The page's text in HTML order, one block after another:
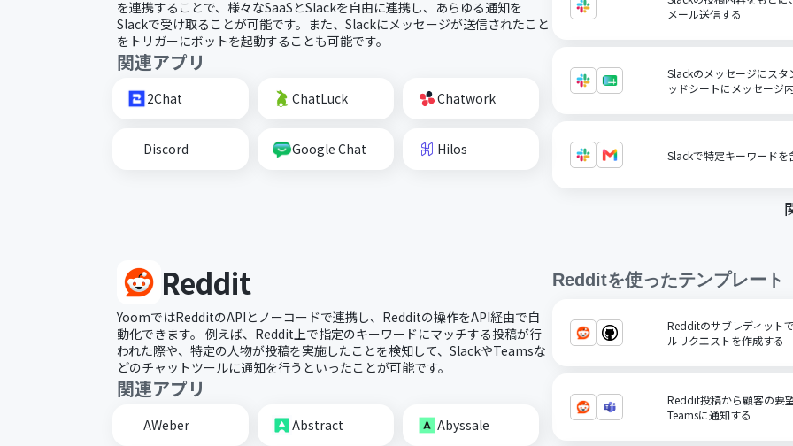
を連携することで、様々なSaaSとSlackを自由に連携し、あらゆる通知を
Slackで受け取ることが可能です。また、Slackにメッセージが送信されたこと
をトリガーにボットを起動することも可能です。
関連アプリ
2Chat ChatLuck Chatwork
Discord Google Chat Hilos
メール送信する
Slackのメッセージにス
ッドシートにメッセージ
Slackで特定キーワード
Reddit
YoomではRedditのAPIとノーコードで連携し、Redditの操作をAPI経由で自
動化できます。 例えば、Reddit上で指定のキーワードにマッチする投稿が行
われた際や、特定の人物が投稿を実施したことを検知して、SlackやTeamsな
どのチャットツールに通知を行うといったことが可能です。
関連アプリ
AWeber Abstract Abyssale
Redditを使ったテンプレート
Redditのサブレディット
ルリクエストを作成する
Reddit投稿から顧客の要
Teamsに通知する